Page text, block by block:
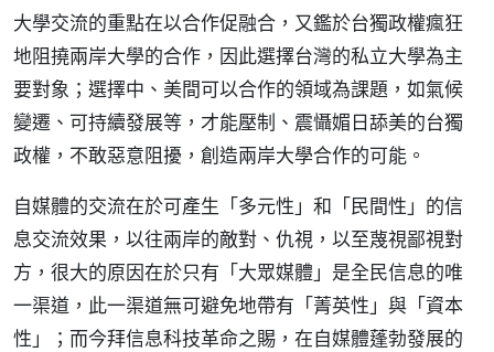
大學交流的重點在以合作促融合，又鑑於台獨政權瘋狂
地阻撓兩岸大學的合作，因此選擇台灣的私立大學為主
要對象；選擇中、美間可以合作的領域為課題，如氣候
變遷、可持續發展等，才能壓制、震懾媚日舔美的台獨
政權，不敢惡意阻擾，創造兩岸大學合作的可能。
自媒體的交流在於可產生「多元性」和「民間性」的信
息交流效果，以往兩岸的敵對、仇視，以至蔑視鄙視對
方，很大的原因在於只有「大眾媒體」是全民信息的唯
一渠道，此一渠道無可避免地帶有「菁英性」與「資本
性」；而今拜信息科技革命之賜，在自媒體蓬勃發展的